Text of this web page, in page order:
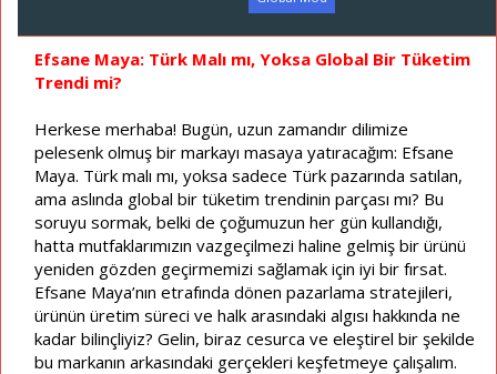
t
r
i
h
Efsane Maya: Türk Malı mı, Yoksa Global Bir Tüketim
Trendi mi?
Herkese merhaba! Bugün, uzun zamandır dilimize
pelesenk olmuş bir markayı masaya yatıracağım: Efsane
Maya. Türk malı mı, yoksa sadece Türk pazarında satılan,
ama aslında global bir tüketim trendinin parçası mı? Bu
soruyu sormak, belki de çoğumuzun her gün kullandığı,
hatta mutfaklarımızın vazgeçilmezi haline gelmiş bir ürünü
yeniden gözden geçirmemizi sağlamak için iyi bir fırsat.
Efsane Maya’nın etrafında dönen pazarlama stratejileri,
ürünün üretim süreci ve halk arasındaki algısı hakkında ne
kadar bilinçliyiz? Gelin, biraz cesurca ve eleştirel bir şekilde
bu markanın arkasındaki gerçekleri keşfetmeye çalışalım.